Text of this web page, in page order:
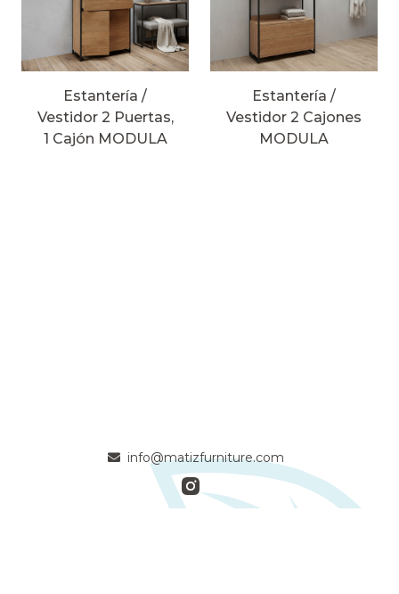
Estantería /
Vestidor 2 Puertas,
1 Cajón MODULA
Estantería /
Vestidor 2 Cajones
MODULA
info@matizfurniture.com